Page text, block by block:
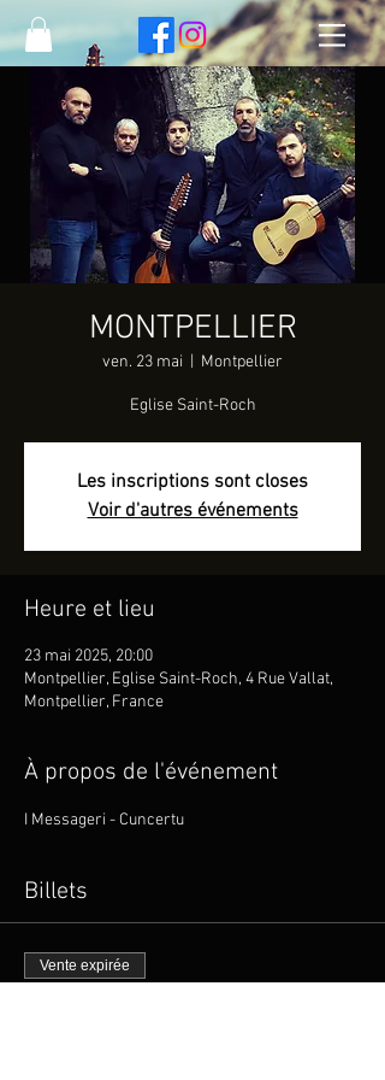
MONTPELLIER
ven. 23 mai Montpellier
Eglise Saint-Roch
Les inscriptions sont closes
Voir d'autres événements
Heure et lieu
23 mai 2025, 20:00
Montpellier, Eglise Saint-Roch, 4 Rue Vallat,
Montpellier, France
À propos de l'événement
I Messageri - Cuncertu
Billets
Vente expirée